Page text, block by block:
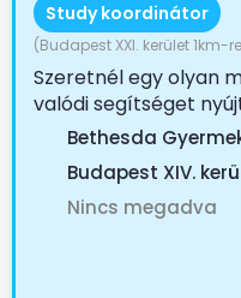
Study koordinátor
(Budapest XXI. kerület 1km-
Szeretnél egy olyan
valódi segítséget
családjaiknak?...
Bethesda
Budapest XIV.
Nincs megadva